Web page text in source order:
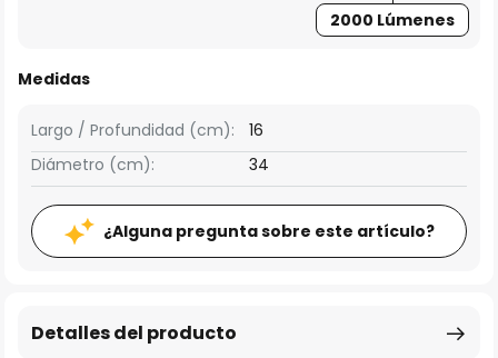
2000 Lúmenes
Medidas
Largo / Profundidad (cm):
16
Diámetro (cm):
34
¿Alguna pregunta sobre este artículo?
Detalles del producto